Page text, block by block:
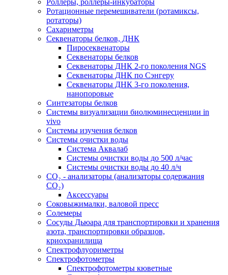
Роллеры, роллеры-инкубаторы
Ротационные перемешиватели (ротамиксы,
ротаторы)
Сахариметры
Секвенаторы белков, ДНК
Пиросеквенаторы
Секвенаторы белков
Секвенаторы ДНК 2-го поколения NGS
Секвенаторы ДНК по Сэнгеру
Секвенаторы ДНК 3-го поколения,
нанопоровые
Синтезаторы белков
Системы визуализации биолюминесценции in
vivo
Системы изучения белков
Системы очистки воды
Система Аквалаб
Системы очистки воды до 500 л/час
Системы очистки воды до 40 л/ч
СО₂ - анализаторы (анализаторы содержания
СО₂)
Аксессуары
Соковыжималки, валовой пресс
Солемеры
Сосуды Дьюара для транспортировки и хранения
азота, транспортировки образцов,
криохранилища
Спектрофлуориметры
Спектрофотометры
Спектрофотометры кюветные